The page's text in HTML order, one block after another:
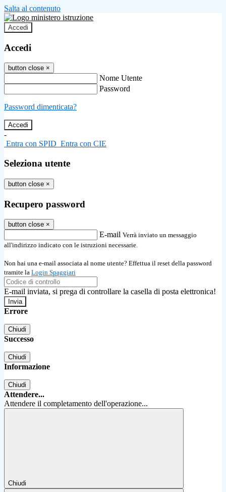
Salta al contenuto
Accedi
Accedi
button close ×
Nome Utente
Password
Password dimenticata?
-
Entra con SPID Entra con CIE
Seleziona utente
button close ×
Recupero password
button close ×
E-mail Verrà inviato un messaggio
all'indirizzo indicato con le istruzioni necessarie.
Non hai una e-mail associata al nome utente? Effettua il reset della password
tramite la Login Spaggiari
E-mail inviata, si prega di controllare la casella di posta elettronica!
Errore
Chiudi
Successo
Chiudi
Informazione
Chiudi
Attendere...
Attendere il completamento dell'operazione...
Chiudi